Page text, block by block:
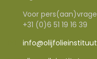
Voor
+31 (0)6 51 19 16 39